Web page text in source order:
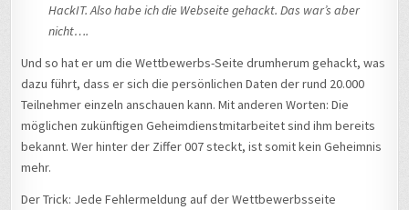
HackIT. Also habe ich die Webseite gehackt. Das war’s aber
nicht….
Und so hat er um die Wettbewerbs-Seite drumherum gehackt, was
dazu führt, dass er sich die persönlichen Daten der rund 20.000
Teilnehmer einzeln anschauen kann. Mit anderen Worten: Die
möglichen zukünftigen Geheimdienstmitarbeitet sind ihm bereits
bekannt. Wer hinter der Ziffer 007 steckt, ist somit kein Geheimnis
mehr.
Der Trick: Jede Fehlermeldung auf der Wettbewerbsseite